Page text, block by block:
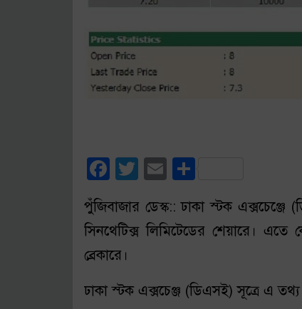
Facebook
Twitter
Email
পুঁজিবাজার ডেস্ক:: ঢাকা স্টক এক্সচেঞ্জে
সিনথেটিক্স লিমিটেডের শেয়ারে। এতে
ব্রেকারে।
ঢাকা স্টক এক্সচেঞ্জ (ডিএসই) সূত্রে এ তথ্য